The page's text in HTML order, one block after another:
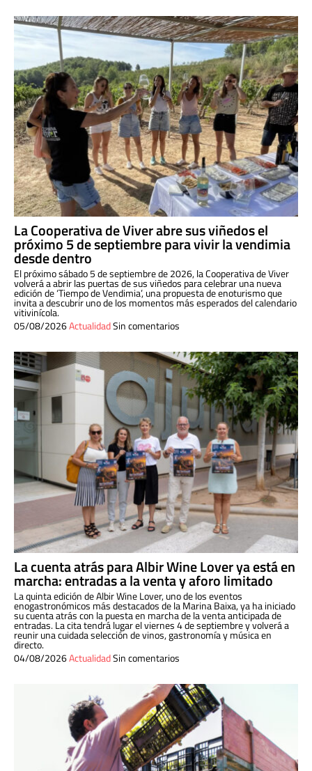
La Cooperativa de Viver abre sus viñedos el
próximo 5 de septiembre para vivir la vendimia
desde dentro
El próximo sábado 5 de septiembre de 2026, la Cooperativa de Viver
volverá a abrir las puertas de sus viñedos para celebrar una nueva
edición de ‘Tiempo de Vendimia’, una propuesta de enoturismo que
invita a descubrir uno de los momentos más esperados del calendario
vitivinícola.
05/08/2026ActualidadSin comentarios
La cuenta atrás para Albir Wine Lover ya está en
marcha: entradas a la venta y aforo limitado
La quinta edición de Albir Wine Lover, uno de los eventos
enogastronómicos más destacados de la Marina Baixa, ya ha iniciado
su cuenta atrás con la puesta en marcha de la venta anticipada de
entradas. La cita tendrá lugar el viernes 4 de septiembre y volverá a
reunir una cuidada selección de vinos, gastronomía y música en
directo.
04/08/2026ActualidadSin comentarios